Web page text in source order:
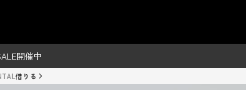
ーポンプレゼント！
開催中
借りる